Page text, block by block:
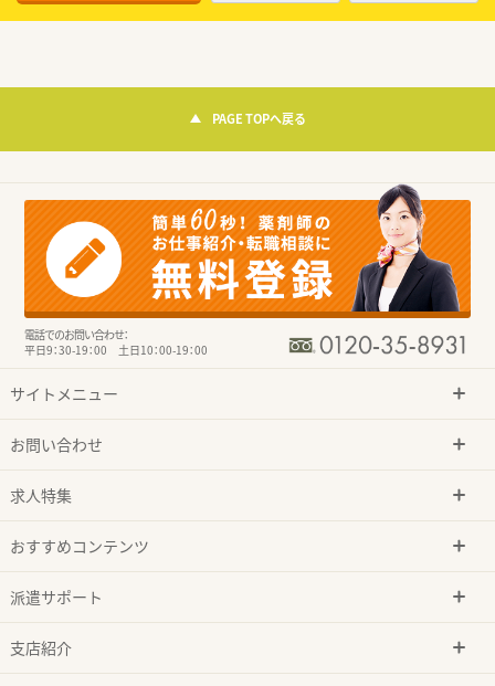
PAGE TOPへ戻る
電話でのお問い合わせ：
平日9：30-19：00 土日10：00-19：00
サイトメニュー
お問い合わせ
求人特集
おすすめコンテンツ
派遣サポート
支店紹介